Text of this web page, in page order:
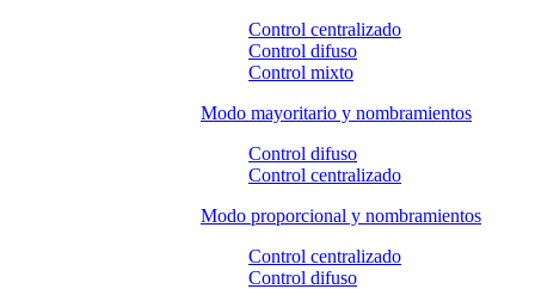
Control centralizado
Control difuso
Control mixto
Modo mayoritario y nombramientos
Control difuso
Control centralizado
Modo proporcional y nombramientos
Control centralizado
Control difuso